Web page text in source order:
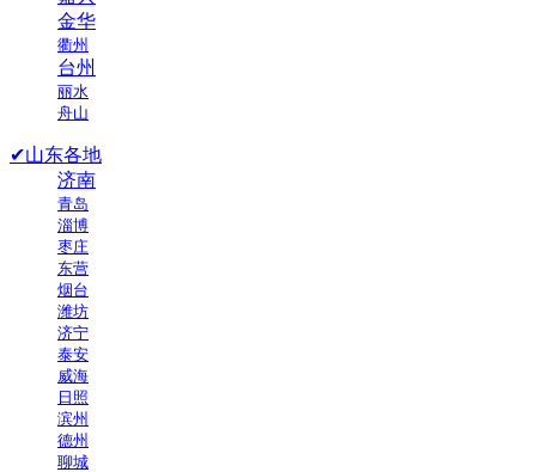
金华
衢州
台州
丽水
舟山
✔山东各地
济南
青岛
淄博
枣庄
东营
烟台
潍坊
济宁
泰安
威海
日照
滨州
德州
聊城